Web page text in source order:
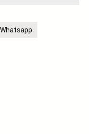
Whatsapp